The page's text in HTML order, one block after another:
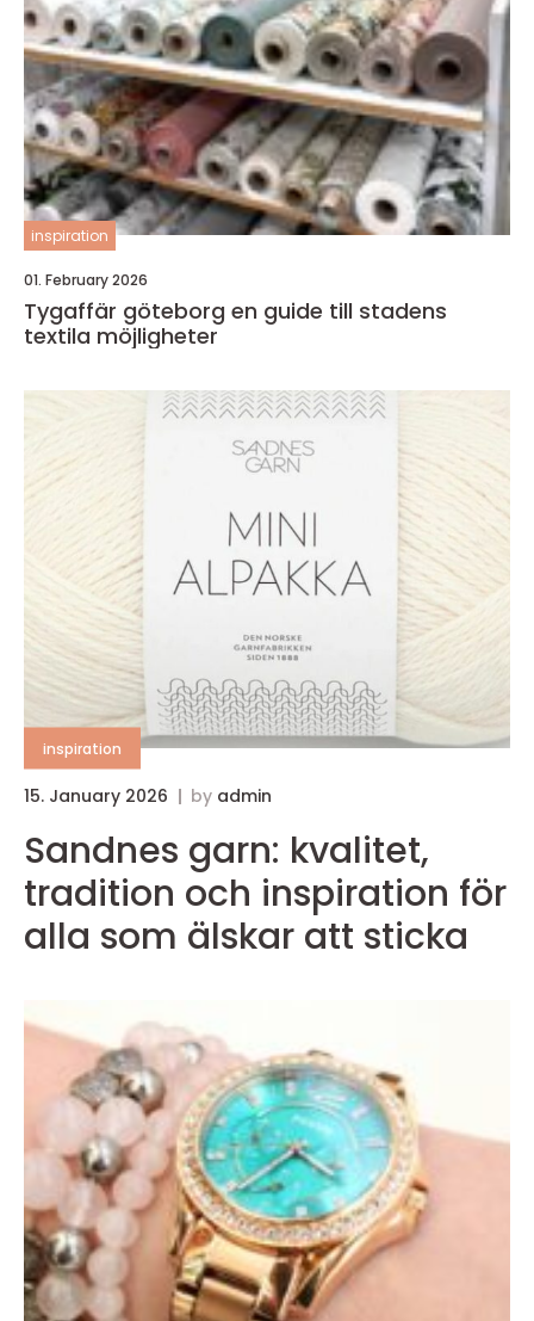
inspiration
01. February 2026
Tygaffär göteborg en guide till stadens
textila möjligheter
inspiration
15. January 2026 by admin
Sandnes garn: kvalitet,
tradition och inspiration för
alla som älskar att sticka